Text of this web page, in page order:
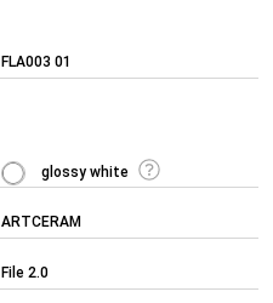
FLA003 01
glossy white
ARTCERAM
File 2.0